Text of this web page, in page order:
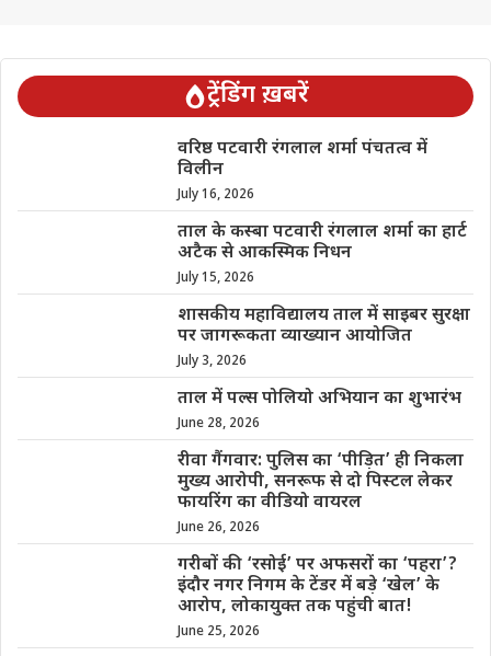
ट्रेंडिंग ख़बरें
वरिष्ठ पटवारी रंगलाल शर्मा पंचतत्व में
विलीन
July 16, 2026
ताल के कस्बा पटवारी रंगलाल शर्मा का हार्ट
अटैक से आकस्मिक निधन
July 15, 2026
शासकीय महाविद्यालय ताल में साइबर सुरक्षा
पर जागरूकता व्याख्यान आयोजित
July 3, 2026
ताल में पल्स पोलियो अभियान का शुभारंभ
June 28, 2026
रीवा गैंगवार: पुलिस का ‘पीड़ित’ ही निकला
मुख्य आरोपी, सनरूफ से दो पिस्टल लेकर
फायरिंग का वीडियो वायरल
June 26, 2026
गरीबों की ‘रसोई’ पर अफसरों का ‘पहरा’?
इंदौर नगर निगम के टेंडर में बड़े ‘खेल’ के
आरोप, लोकायुक्त तक पहुंची बात!
June 25, 2026